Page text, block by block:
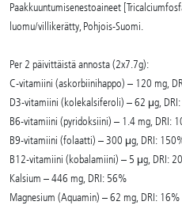
Paakkuuntumisenestoaineet
luomu/villikerätty, Pohjois-Suomi.
Per 2 päivittäistä annosta (2x7.7g):
C-vitamiini (askorbiinihappo) – 120 mg,
D3-vitamiini (kolekalsiferoli) – 62 μg,
B6-vitamiini (pyridoksiini) – 1.4 mg, DRI:
B9-vitamiini (folaatti) – 300 μg, DRI:
B12-vitamiini (kobalamiini) – 5 μg, DRI:
Kalsium – 446 mg, DRI: 56%
Magnesium (Aquamin) – 62 mg, DRI: 16%